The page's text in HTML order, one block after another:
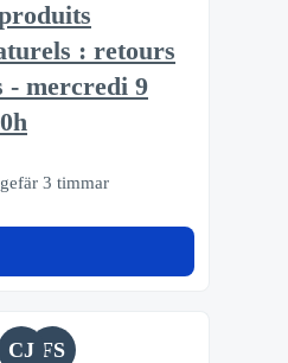
: retours
- mercredi 9
3 timmar
CJ FS